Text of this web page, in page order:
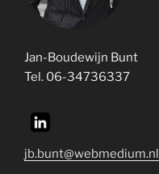
Jan-Boudewijn Bunt
Tel. 06-34736337
jb.bunt@webmedium.nl